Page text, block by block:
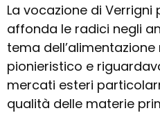
La vocazione di Verrigni
affonda le radici negli
tema
pionieristico e
mercati esteri
qualità delle materie